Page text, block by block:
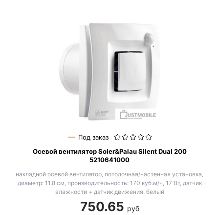
Под заказ
Осевой вентилятор Soler&Palau Silent Dual 200
5210641000
накладной осевой вентилятор, потолочная/настенная установка,
диаметр: 11.8 см, производительность: 170 куб.м/ч, 17 Вт, датчик
влажности + датчик движения, белый
750.65 руб